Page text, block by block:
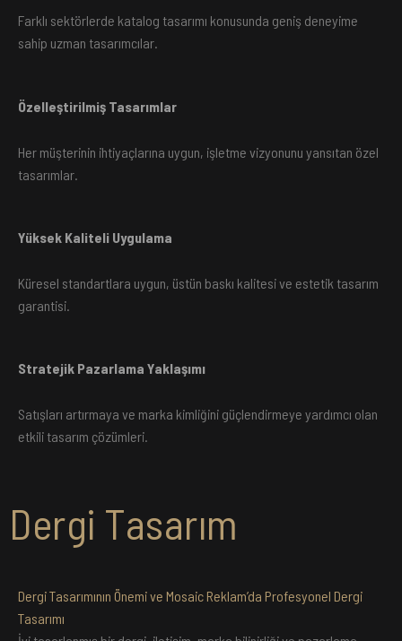
Farklı sektörlerde katalog tasarımı konusunda geniş deneyime
sahip uzman tasarımcılar.
Özelleştirilmiş Tasarımlar
Her müşterinin ihtiyaçlarına uygun, işletme vizyonunu yansıtan özel
tasarımlar.
Yüksek Kaliteli Uygulama
Küresel standartlara uygun, üstün baskı kalitesi ve estetik tasarım
garantisi.
Stratejik Pazarlama Yaklaşımı
Satışları artırmaya ve marka kimliğini güçlendirmeye yardımcı olan
etkili tasarım çözümleri.
Dergi Tasarım
Dergi Tasarımının Önemi ve Mosaic Reklam’da Profesyonel Dergi
Tasarımı